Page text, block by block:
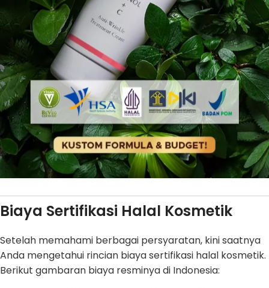
Biaya Sertifikasi Halal Kosmetik
Setelah memahami berbagai persyaratan, kini saatnya
Anda mengetahui rincian biaya sertifikasi halal kosmetik.
Berikut gambaran biaya resminya di Indonesia: